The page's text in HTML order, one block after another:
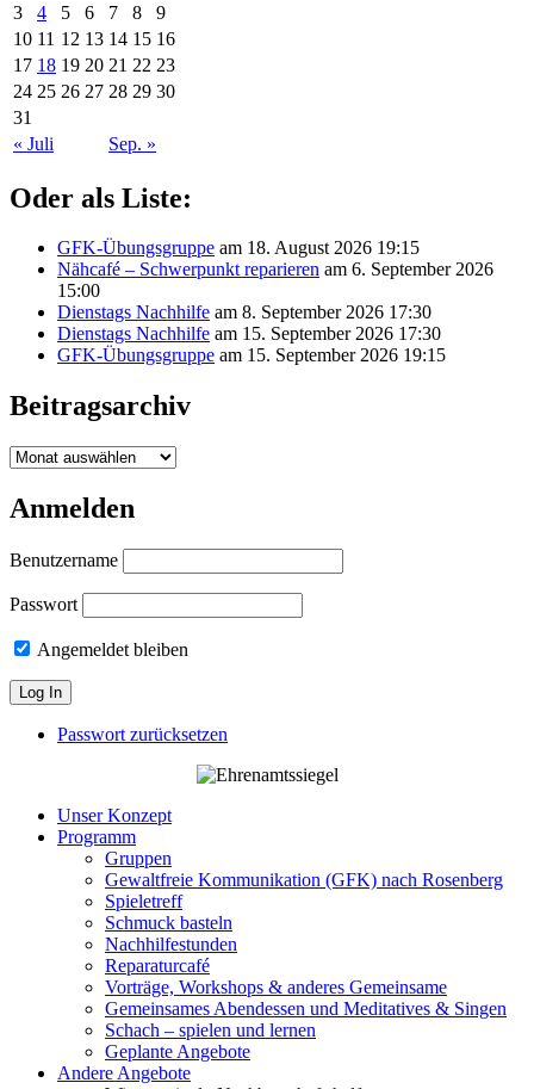
3
4 5 6 7 8
9
10 11 12 13 14 15 16
17 18 19 20 21 22 23
24 25 26 27 28 29 30
31
« Juli
Sep. »
Oder als Liste:
GFK-Übungsgruppe am 18. August 2026 19:15
Nähcafé – Schwerpunkt reparieren am 6. September 2026
15:00
Dienstags Nachhilfe am 8. September 2026 17:30
Dienstags Nachhilfe am 15. September 2026 17:30
GFK-Übungsgruppe am 15. September 2026 19:15
Beitragsarchiv
Beitragsarchiv
Anmelden
Benutzername
Passwort
Angemeldet bleiben
Passwort zurücksetzen
Unser Konzept
Programm
Gruppen
Gewaltfreie Kommunikation (GFK) nach Rosenberg
Spieletreff
Schmuck basteln
Nachhilfestunden
Reparaturcafé
Vorträge, Workshops & anderes Gemeinsame
Gemeinsames Abendessen und Meditatives & Singen
Schach – spielen und lernen
Geplante Angebote
Andere Angebote